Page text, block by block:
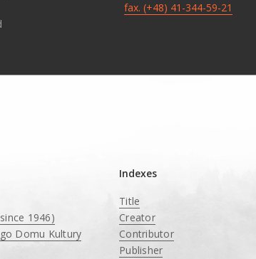
fax. (+48) 41-344-59-21
1946)
Domu Kultury
Indexes
Title
Creator
Contributor
Publisher